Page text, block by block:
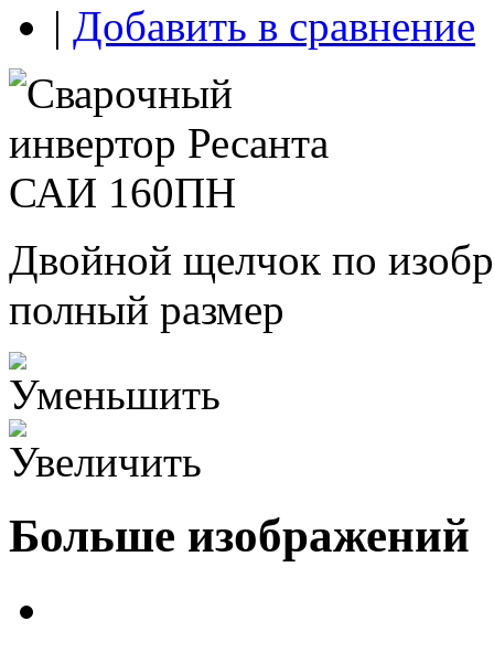
| Добавить в сравнение
Двойной щелчок по
полный размер
Больше изображений